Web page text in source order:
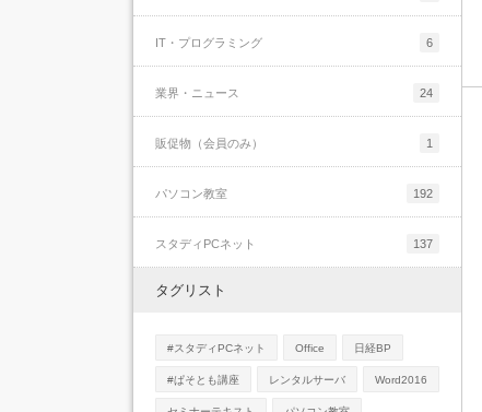
IT・プログラミング 6
業界・ニュース 24
販促物（会員のみ） 1
パソコン教室 192
スタディPCネット 137
タグリスト
#スタディPCネット Office 日経BP
#ぱそとも講座 レンタルサーバ Word2016